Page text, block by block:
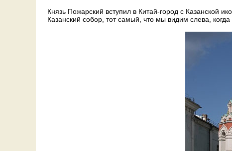
Князь Пожарский вступил в Китай-город с Казанской
Казанский собор, тот самый, что мы видим слева, когда